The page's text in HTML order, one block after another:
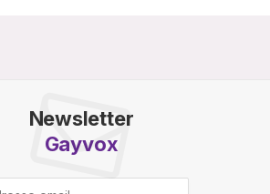
Newsletter
Gayvox